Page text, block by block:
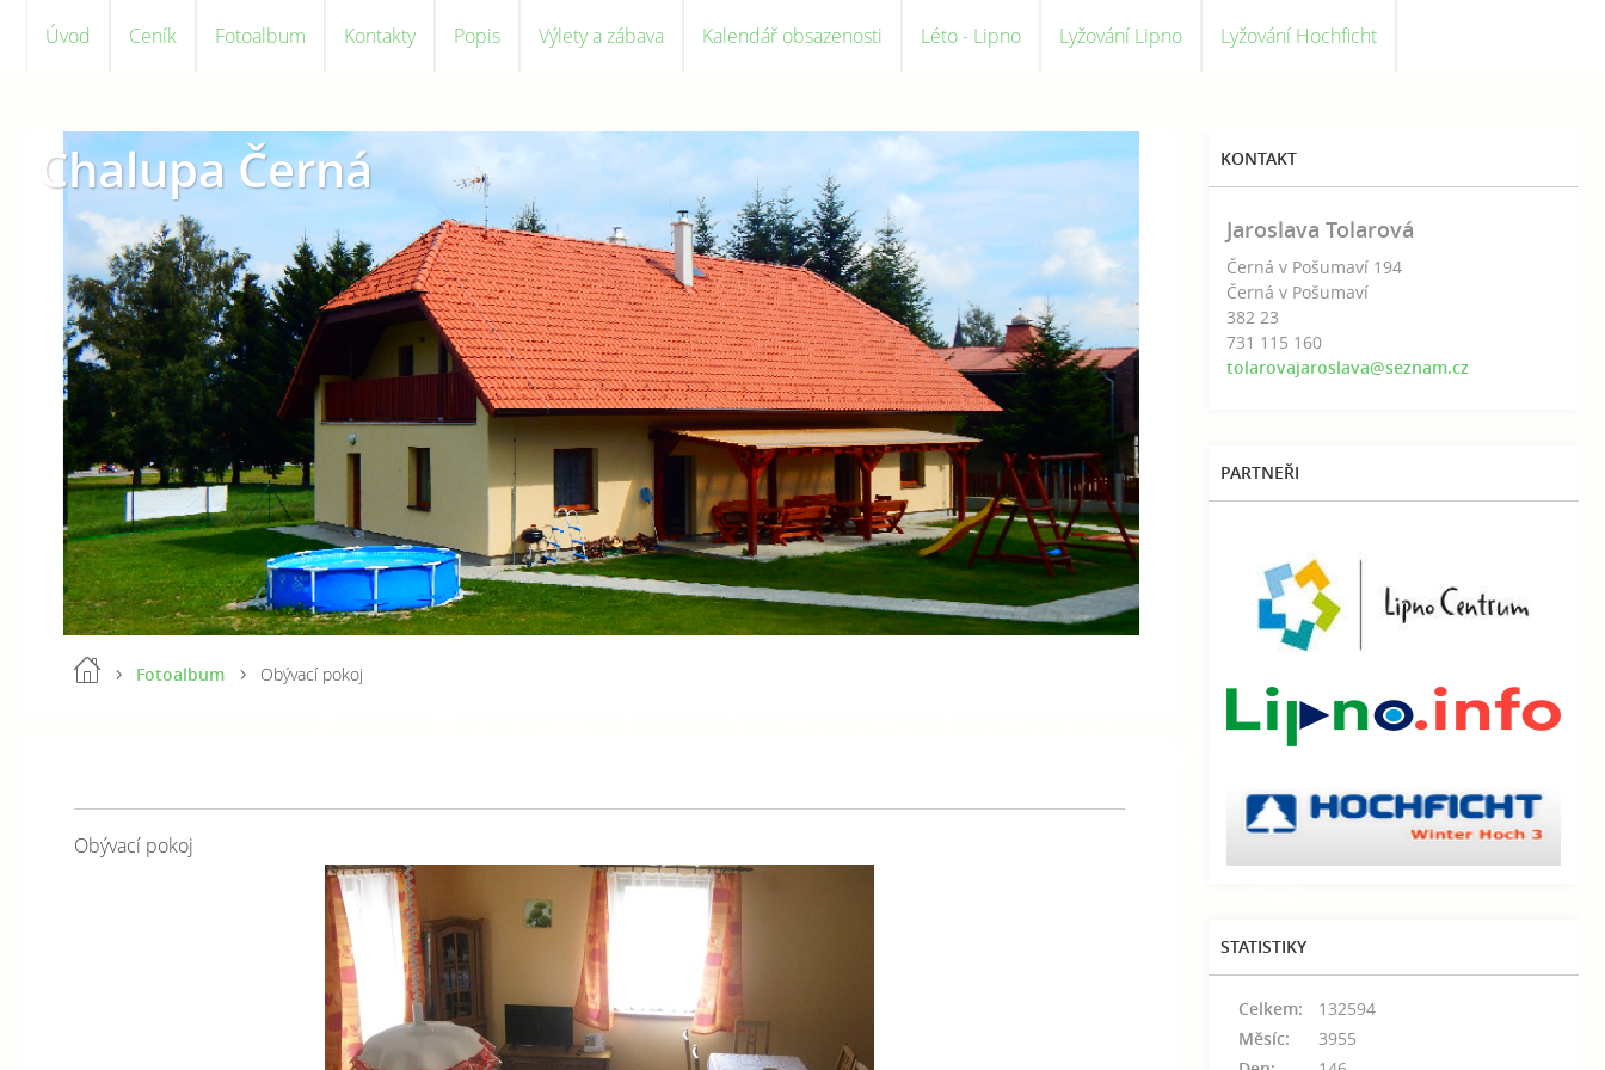
Úvod Ceník Fotoalbum Kontakty Popis Výlety a zábava Kalendář obsazenosti Léto - Lipno Lyžování Lipno Lyžování Hochficht
Chalupa Černá
Fotoalbum Obývací pokoj
Obývací pokoj
KONTAKT
Jaroslava Tolarová
Černá v Pošumaví 194
Černá v Pošumaví
382 23
731 115 160
tolarovajaroslava@seznam.cz
PARTNEŘI
STATISTIKY
Celkem:
132594
Měsíc:
3955